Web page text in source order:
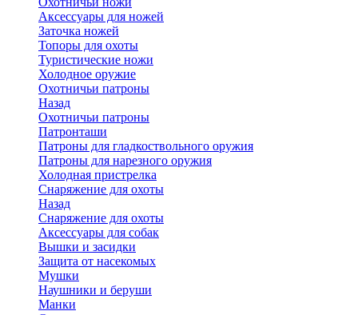
Аксессуары для ножей
Заточка ножей
Топоры для охоты
Туристические ножи
Холодное оружие
Охотничьи патроны
Назад
Охотничьи патроны
Патронташи
Патроны для гладкоствольного оружия
Патроны для нарезного оружия
Холодная пристрелка
Снаряжение для охоты
Назад
Снаряжение для охоты
Аксессуары для собак
Вышки и засидки
Защита от насекомых
Мушки
Наушники и беруши
Манки